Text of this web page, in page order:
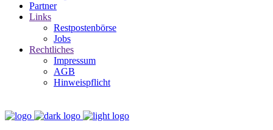
Partner
Links
Restpostenbörse
Jobs
Rechtliches
Impressum
AGB
Hinweispflicht